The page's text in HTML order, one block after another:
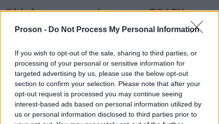
Proson - Do Not Process My Personal Information
If you wish to opt-out of the sale, sharing to third parties, or
processing of your personal or sensitive information for
targeted advertising by us, please use the below opt-out
section to confirm your selection. Please note that after your
opt-out request is processed you may continue seeing
interest-based ads based on personal information utilized by
us or personal information disclosed to third parties prior to
Ολόκληρη η ανακοίνωση της ΠΟΑΣΥ
Η ανακοίνωση της ΠΟΑΣΥ έχει ως εξής:
Οργή και θλίψηδιακατέχει σήμερα όλο το Σώμα της
ΕλληνικήςΑστυνομίαςγια την δολοφονική επίθεση
εις βάρος του συναδέλφου μας που είχε ως
αποτέλεσμα τον βαρύτατο τραυματισμό του και
ελπίζουμε χωρίς μοιραία κατάληξη.